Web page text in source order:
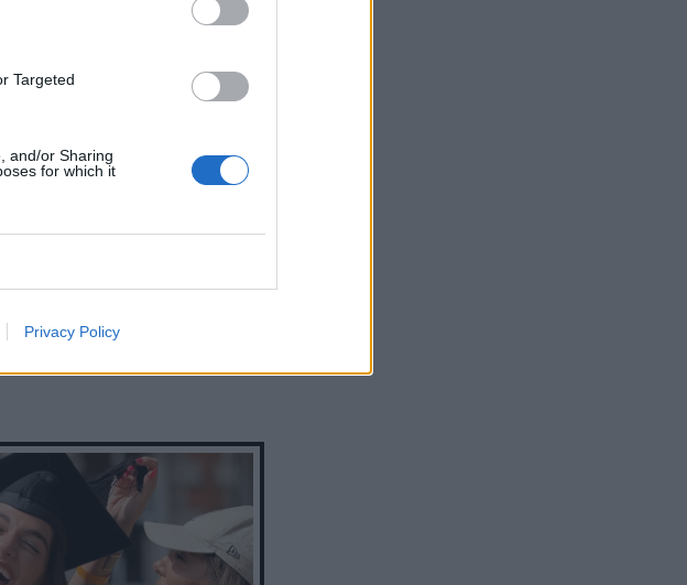
Targeted
and/or Sharing
for which it
Privacy Policy
total brown look της
την αλλαγή του χρόνου